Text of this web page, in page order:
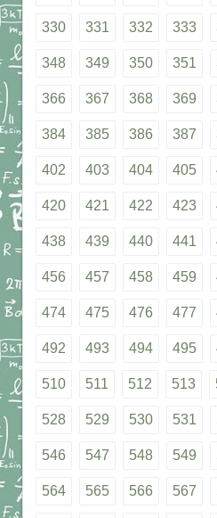
330 331 332 333
348 349 350 351
366 367 368 369
384 385 386 387
402 403 404 405
420 421 422 423
438 439 440 441
456 457 458 459
474 475 476 477
492 493 494 495
510 511 512 513
528 529 530 531
546 547 548 549
564 565 566 567